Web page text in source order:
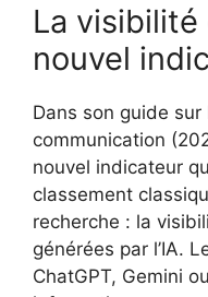
La visibilité
nouvel
Dans son guide
communication
nouvel indicateur
classement
recherche : la
générées par l’IA.
ChatGPT, Gemini